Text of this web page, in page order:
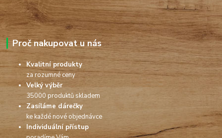
Proč nakupovat u nás
Kvalitní produkty
za rozumné ceny
Velký výběr
35000 produktů skladem
Zasíláme dárečky
ke každé nové objednávce
Individuální přístup